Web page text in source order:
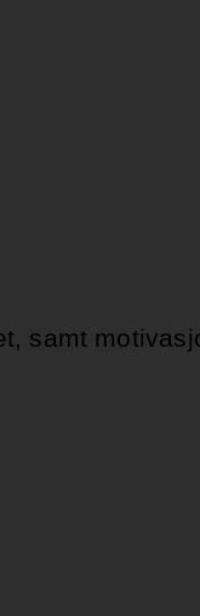
samt